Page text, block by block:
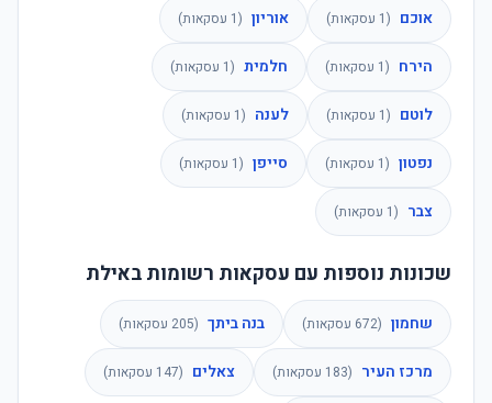
אוכם (
1 עסקאות) אוריון (
1 עסקאות)
הירח (
1 עסקאות) חלמית (
1 עסקאות)
לוטם (
1 עסקאות) לענה (
1 עסקאות)
נפטון (
1 עסקאות) סייפן (
1 עסקאות)
צבר (
1 עסקאות)
שכונות נוספות עם עסקאות רשומות באילת
שחמון (
672 עסקאות) בנה ביתך (
205 עסקאות)
מרכז העיר (
183 עסקאות) צאלים (
147 עסקאות)